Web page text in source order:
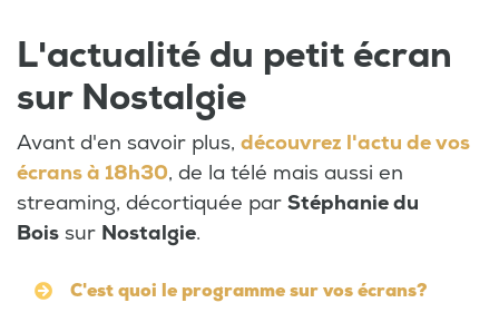
L'actualité du petit écran
sur Nostalgie
Avant d'en savoir plus, découvrez l'actu de vos
écrans à 18h30, de la télé mais aussi en
streaming, décortiquée par Stéphanie du
Bois sur Nostalgie.
C'est quoi le programme sur vos écrans?